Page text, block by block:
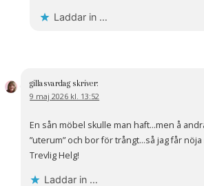
Laddar in …
gillasvardag skriver:
9 maj 2026 kl. 13:52
En sån möbel skulle man haft…men å
”uterum” och bor för trångt…så jag får
Trevlig Helg!
Laddar in …